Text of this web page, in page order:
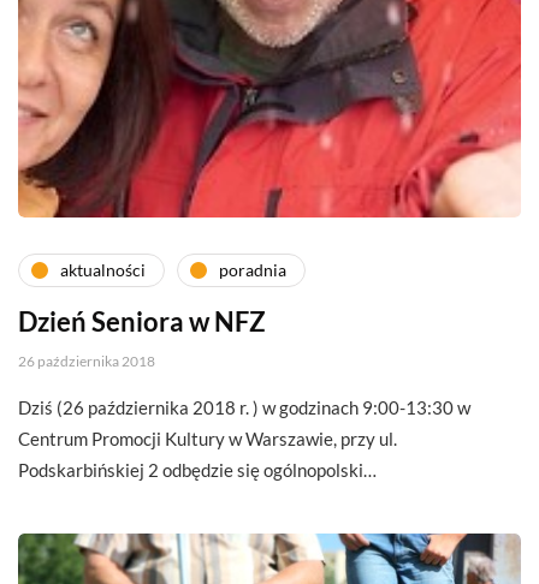
aktualności poradnia
Dzień Seniora w NFZ
26 października 2018
Dziś (26 października 2018 r. ) w godzinach 9:00-13:30 w
Centrum Promocji Kultury w Warszawie, przy ul.
Podskarbińskiej 2 odbędzie się ogólnopolski…